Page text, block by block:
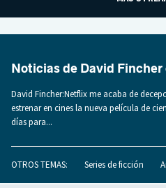
Noticias de David Fincher
David Fincher:Netflix me acaba de
estrenar en cines la nueva película de
días para...
OTROS TEMAS: Series de ficción